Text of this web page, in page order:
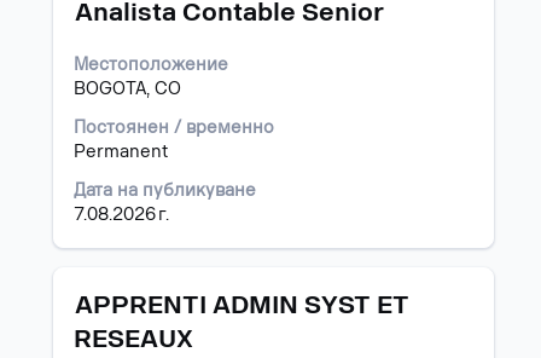
Позиция
Analista Contable Senior
Местоположение
BOGOTA, CO
Постоянен / временно
Permanent
Дата на публикуване
7.08.2026 г.
Изберете
бутона
за
интервал,
за
да
пълното
съдържание
на
за
задание.
Позиция
APPRENTI ADMIN SYST ET
RESEAUX
Изберете
бутона